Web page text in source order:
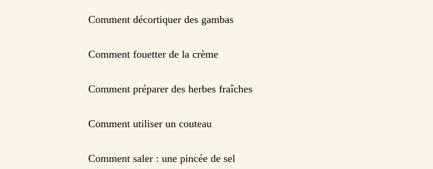
Comment décortiquer des gambas
Comment fouetter de la crème
Comment préparer des herbes fraîches
Comment utiliser un couteau
Comment saler : une pincée de sel